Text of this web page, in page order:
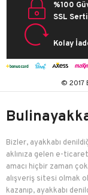
%100
SSL
Kolay
© 2017
Bizler, ayakkabı
aklınıza gelen e-
amacı hiçbir zaman
alışveriş sitesi olmak
kazanıp, ayakkabı